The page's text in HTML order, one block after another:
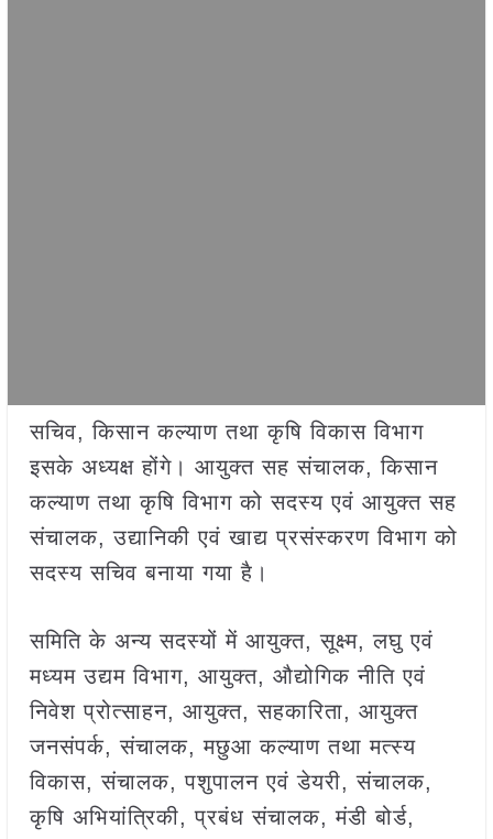
सचिव, किसान कल्याण तथा कृषि विकास विभाग
इसके अध्यक्ष होंगे। आयुक्त सह संचालक, किसान
कल्याण तथा कृषि विभाग को सदस्य एवं आयुक्त सह
संचालक, उद्यानिकी एवं खाद्य प्रसंस्करण विभाग को
सदस्य सचिव बनाया गया है।
समिति के अन्य सदस्यों में आयुक्त, सूक्ष्म, लघु एवं
मध्यम उद्यम विभाग, आयुक्त, औद्योगिक नीति एवं
निवेश प्रोत्साहन, आयुक्त, सहकारिता, आयुक्त
जनसंपर्क, संचालक, मछुआ कल्याण तथा मत्स्य
विकास, संचालक, पशुपालन एवं डेयरी, संचालक,
कृषि अभियांत्रिकी, प्रबंध संचालक, मंडी बोर्ड,